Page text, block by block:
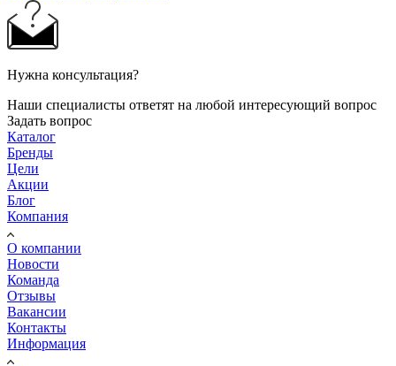
Нужна консультация?
Наши специалисты ответят на любой интересующий вопрос
Задать вопрос
Каталог
Бренды
Цели
Акции
Блог
Компания
О компании
Новости
Команда
Отзывы
Вакансии
Контакты
Информация